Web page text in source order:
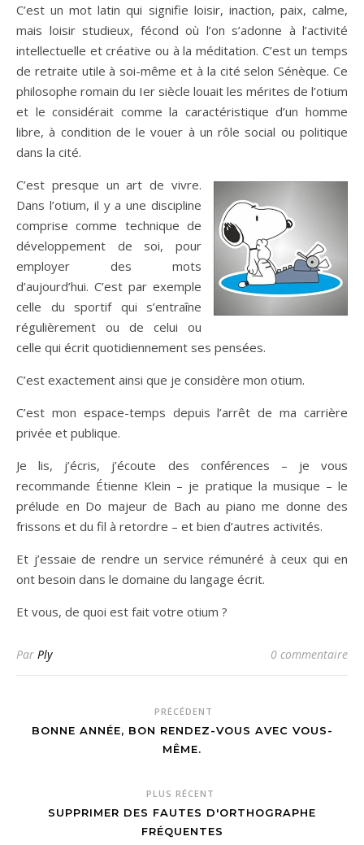
C’est un mot latin qui signifie loisir, inaction, paix, calme,
mais loisir studieux, fécond où l’on s’adonne à l’activité
intellectuelle et créative ou à la méditation. C’est un temps
de retraite utile à soi-même et à la cité selon Sénèque. Ce
philosophe romain du Ier siècle louait les mérites de l’otium
et le considérait comme la caractéristique d’un homme
libre, à condition de le vouer à un rôle social ou politique
dans la cité.
C’est presque un art de vivre.
Dans l’otium, il y a une discipline
comprise comme technique de
développement de soi, pour
employer des mots
d’aujourd’hui. C’est par exemple
celle du sportif qui s’entraîne
régulièrement ou de celui ou
celle qui écrit quotidiennement ses pensées.
C’est exactement ainsi que je considère mon otium.
C’est mon espace-temps depuis l’arrêt de ma carrière
privée et publique.
Je lis, j’écris, j’écoute des conférences – je vous
recommande Étienne Klein – je pratique la musique – le
prélude en Do majeur de Bach au piano me donne des
frissons et du fil à retordre – et bien d’autres activités.
Et j’essaie de rendre un service rémunéré à ceux qui en
ont besoin dans le domaine du langage écrit.
Et vous, de quoi est fait votre otium ?
Par Ply 0 commentaire
PRÉCÉDENT
BONNE ANNÉE, BON RENDEZ-VOUS AVEC VOUS-
MÊME.
PLUS RÉCENT
SUPPRIMER DES FAUTES D'ORTHOGRAPHE
FRÉQUENTES